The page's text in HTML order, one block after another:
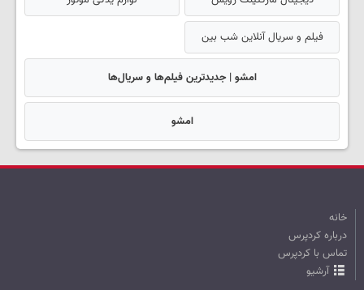
فیلم و سریال آنلاین شب بین
امشو | جدیدترین فیلم‌ها و سریال‌ها
امشو
خانه
درباره کردپرس
تماس با کردپرس
آرشیو